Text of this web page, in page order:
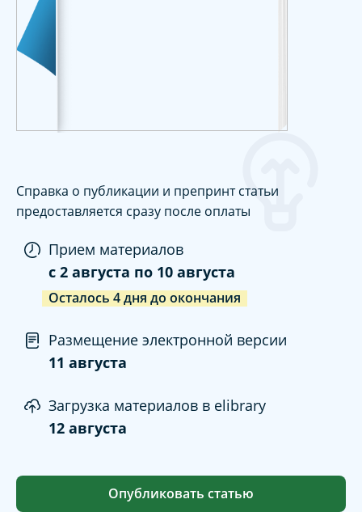
Справка о публикации и препринт статьи
предоставляется сразу после оплаты
Прием материалов
c 2 августа по 10 августа
Осталось 4дня до окончания
Размещение электронной версии
11 августа
Загрузка материалов в elibrary
12 августа
Опубликовать статью